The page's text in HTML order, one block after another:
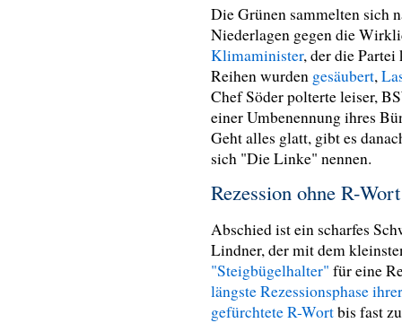
Die Grünen sammelten sich
Niederlagen gegen die
Klimaminister, der die
Reihen wurden gesäubert,
Chef Söder polterte leiser,
einer Umbenennung ihres
Geht alles glatt, gibt es
sich "Die Linke" nennen.
Rezession ohne R-Wort
Abschied ist ein scharfes
Lindner, der mit dem
"Steigbügelhalter" für eine
längste Rezessionsphase
gefürchtete R-Wortbis fast